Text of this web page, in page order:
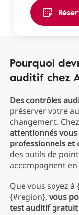
Pourquoi
auditif chez
Des contrôles
préserver votre
changement.
attentionnés
professionnels et
des outils de
accompagnent
Que vous soyez
{#region}, vous
test auditif gratuit